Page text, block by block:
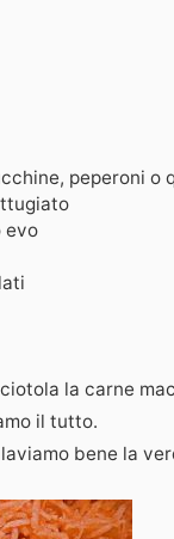
peperoni o
evo
la carne
il tutto.
bene la